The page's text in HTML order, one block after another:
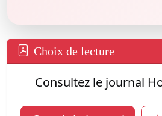
Choix de lecture
Consultez le journal